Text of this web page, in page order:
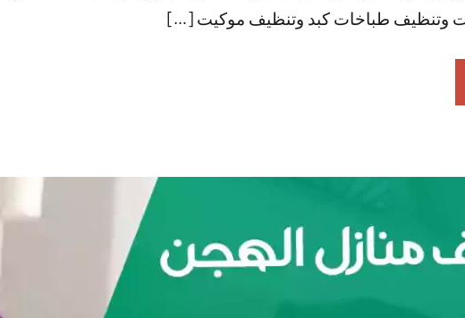
وتنظيف طباخات كبد وتنظيف موكيت […]